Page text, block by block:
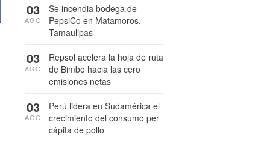
Se incendia bodega de
PepsiCo en Matamoros,
Tamaulipas
03
AGO
Repsol acelera la hoja de ruta
de Bimbo hacia las cero
emisiones netas
03
AGO
Perú lidera en Sudamérica el
crecimiento del consumo per
cápita de pollo
03
AGO